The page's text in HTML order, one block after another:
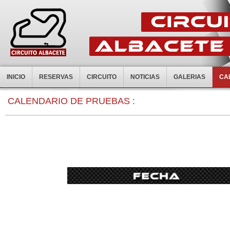
INICIO RESERVAS CIRCUITO NOTICIAS GALERIAS
CALENDARIO DE PRUEBAS :
0:00